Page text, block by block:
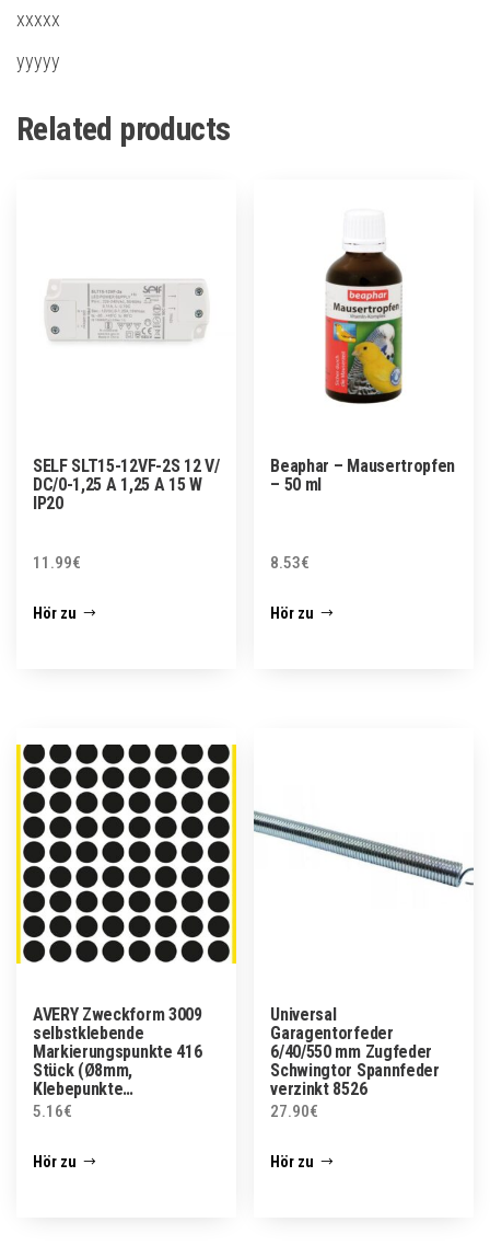
xxxxx
yyyyy
Related products
SELF SLT15-12VF-2S 12 V/
DC/0-1,25 A 1,25 A 15 W
IP20
11.99€
Hör zu
Beaphar – Mausertropfen
– 50 ml
8.53€
Hör zu
AVERY Zweckform 3009
selbstklebende
Markierungspunkte 416
Stück (Ø8mm,
Klebepunkte…
5.16€
Hör zu
Universal
Garagentorfeder
6/40/550 mm Zugfeder
Schwingtor Spannfeder
verzinkt 8526
27.90€
Hör zu